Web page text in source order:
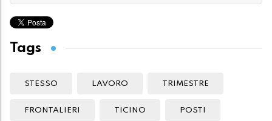
Tags
STESSO LAVORO TRIMESTRE
FRONTALIERI TICINO POSTI